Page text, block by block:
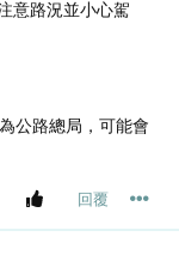
意路況並小心駕
公路總局，可能會
回覆